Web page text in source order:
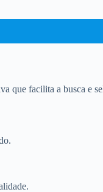
que facilita a busca e